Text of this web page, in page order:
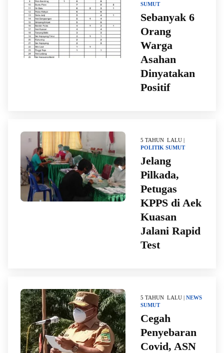
SUMUT
Sebanyak 6
Orang
Warga
Asahan
Dinyatakan
Positif
5 TAHUN LALU |
POLITIK SUMUT
Jelang
Pilkada,
Petugas
KPPS di Aek
Kuasan
Jalani Rapid
Test
5 TAHUN LALU | NEWS
SUMUT
Cegah
Penyebaran
Covid, ASN